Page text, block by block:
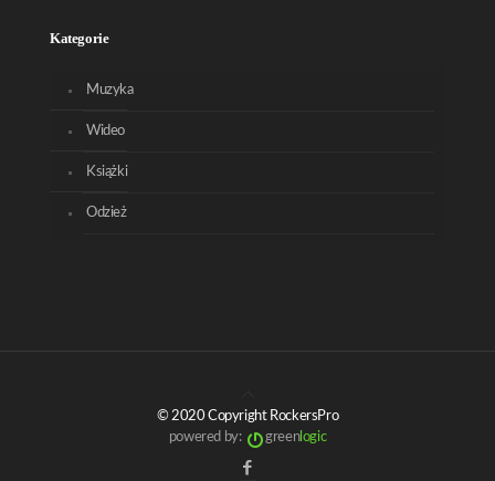
Kategorie
Muzyka
Wideo
Książki
Odzież
© 2020 Copyright RockersPro
powered by:
greenlogic